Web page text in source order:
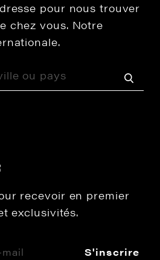
pour nous trouver
chez vous. Notre
recevoir en premier
exclusivités.
S'inscrire